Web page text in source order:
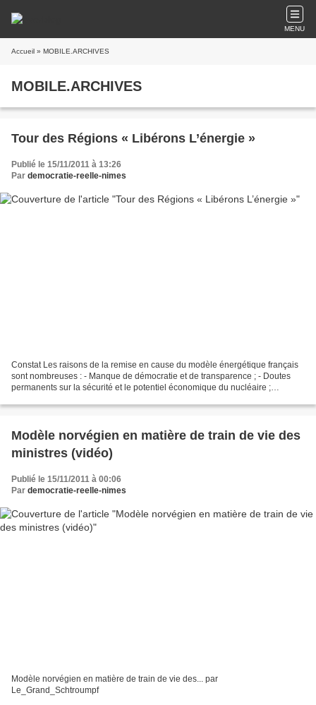
MENU
Accueil » MOBILE.ARCHIVES
MOBILE.ARCHIVES
Tour des Régions « Libérons L’énergie »
Publié le 15/11/2011 à 13:26
Par democratie-reelle-nimes
Constat Les raisons de la remise en cause du modèle énergétique français
sont nombreuses : - Manque de démocratie et de transparence ; - Doutes
permanents sur la sécurité et le potentiel économique du nucléaire ;
Modèle norvégien en matière de train de vie des
ministres (vidéo)
Publié le 15/11/2011 à 00:06
Par democratie-reelle-nimes
Modèle norvégien en matière de train de vie des... par
Le_Grand_Schtroumpf